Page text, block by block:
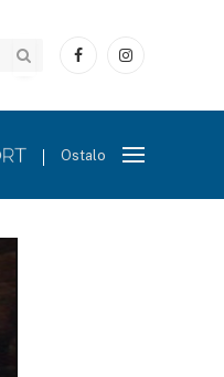
FacebookInstagram
Ostalo